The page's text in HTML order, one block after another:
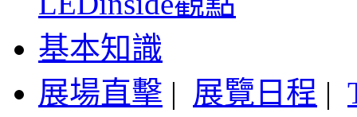
基本知識
展場直擊 | 展覽日程 |